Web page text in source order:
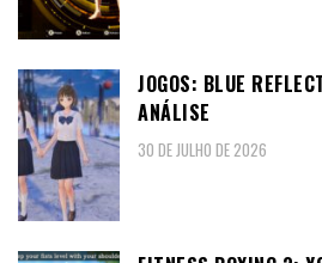
JOGOS: BLUE
ANÁLISE
30 DE JULHO DE 2026